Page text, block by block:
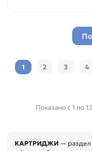
1 2 3 4
Показано с 1 по
КАРТРИДЖИ — раздел